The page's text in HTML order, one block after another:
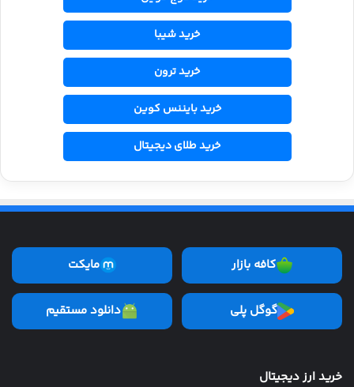
خرید شیبا
خرید ترون
خرید بایننس کوین
خرید طلای دیجیتال
کافه بازار مایکت
گوگل پلی دانلود مستقیم
خرید ارز دیجیتال